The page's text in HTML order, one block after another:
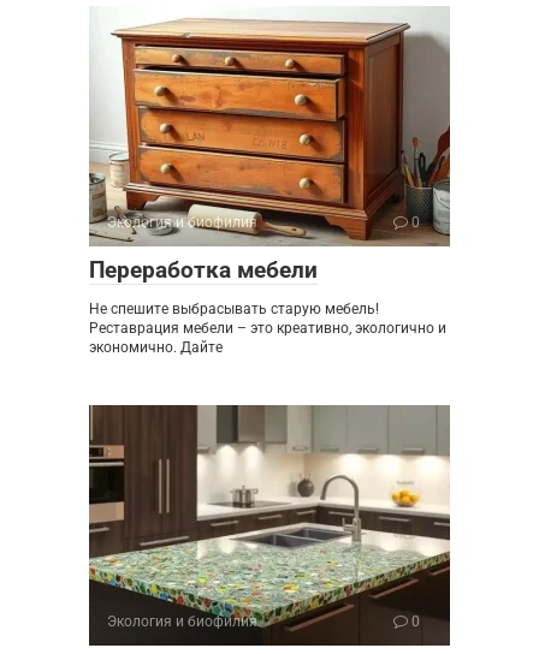
Экология и биофилия 0
Переработка мебели
Не спешите выбрасывать старую мебель!
Реставрация мебели – это креативно, экологично и
экономично. Дайте
Экология и биофилия 0